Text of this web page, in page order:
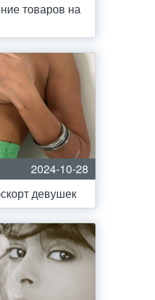
товаров на
2024-10-28
девушек